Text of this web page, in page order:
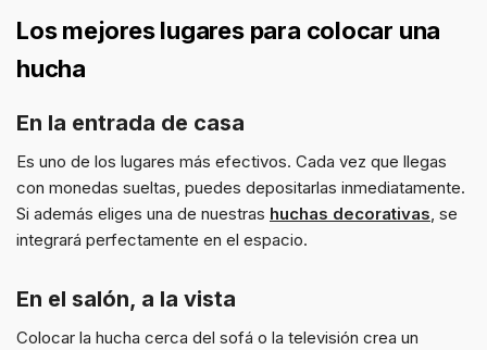
Los mejores lugares para colocar una
hucha
En la entrada de casa
Es uno de los lugares más efectivos. Cada vez que llegas
con monedas sueltas, puedes depositarlas inmediatamente.
Si además eliges una de nuestras huchas decorativas, se
integrará perfectamente en el espacio.
En el salón, a la vista
Colocar la hucha cerca del sofá o la televisión crea un